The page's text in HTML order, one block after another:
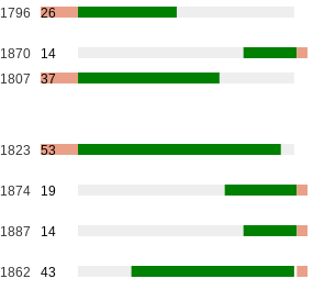
1796 26
1870
14
1807 37
1823 53
1874 19
1887 14
1862 43